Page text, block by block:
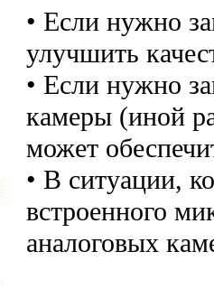
• Если нужно
улучшить
• Если нужно
камеры (иной
может
• В ситуации,
встроенного
аналоговых